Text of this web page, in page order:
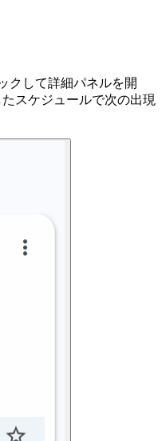
クして詳細パネルを開
スケジュールで次の出現